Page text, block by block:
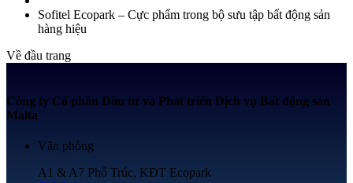
Sofitel Ecopark – Cực phẩm trong bộ sưu tập bất động sản
hàng hiệu
Về đầu trang
Công ty Cổ phần Đầu tư và Phát triển Dịch vụ Bất động sản
Malta
Văn phòng
A1 & A7 Phố Trúc, KĐT Ecopark